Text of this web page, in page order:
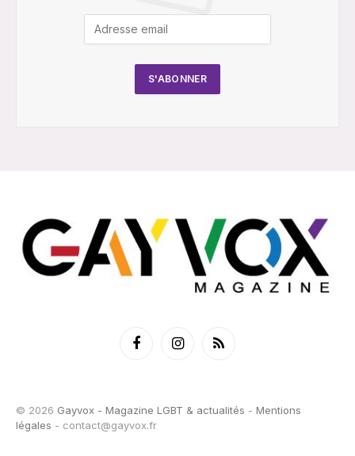
FacebookInstagramRSS
© 2026 Gayvox - Magazine LGBT & actualités - Mentions
légales - contact@gayvox.fr